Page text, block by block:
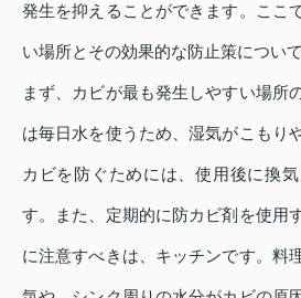
発生を抑えることができます。ここ
い場所とその効果的な防止策につい
まず、カビが最も発生しやすい場所
は毎日水を使うため、湿気がこもり
カビを防ぐためには、使用後に換
す。また、定期的に防カビ剤を使用
に注意すべきは、キッチンです。料